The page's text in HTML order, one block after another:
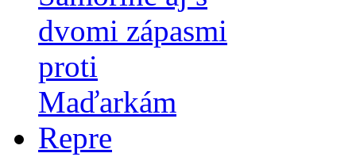
dvomi zápasmi
proti
Maďarkám
Repre